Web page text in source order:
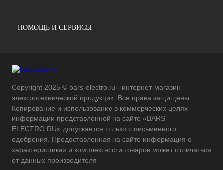
ПОМОЩЬ И СЕРВИСЫ
Copyright 2025 © bars-electro.ru - интернет-магазин
электротехнической продукции. Все права защищены.
Копирование и использование в коммерческих целях
информации представленной на сайте «BARS-
ELECTRO.RU» допускается только с письменного
одобрения. Предоставленная на сайте информация о
характеристиках и комплектности товаров может отличаться
от данных производителя